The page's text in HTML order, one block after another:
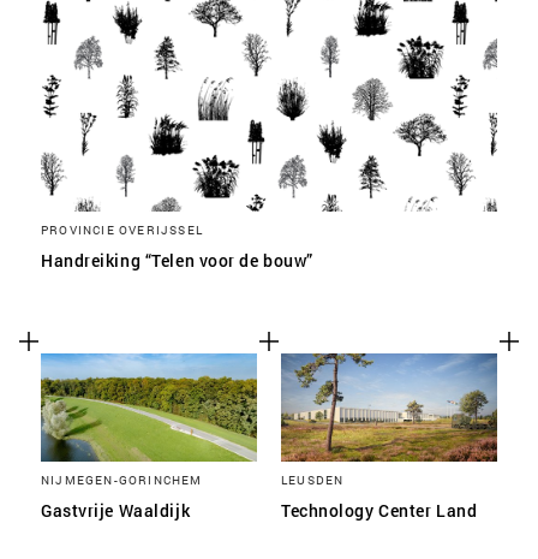
PROVINCIE OVERIJSSEL
Handreiking “Telen voor de bouw”
NIJMEGEN-GORINCHEM
Gastvrije Waaldijk
LEUSDEN
Technology Center Land